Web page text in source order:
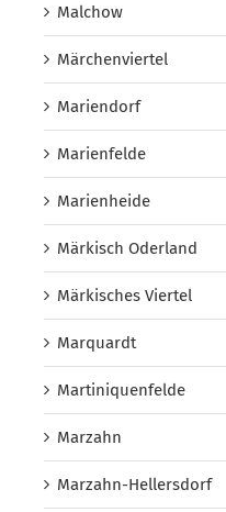
Malchow
Märchenviertel
Mariendorf
Marienfelde
Marienheide
Märkisch Oderland
Märkisches Viertel
Marquardt
Martiniquenfelde
Marzahn
Marzahn-Hellersdorf